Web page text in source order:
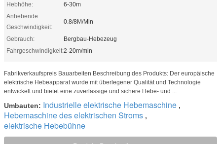
Hebhöhe:
6-30m
Anhebende
Geschwindigkeit:
0.8/8M/Min
Gebrauch:
Bergbau-Hebezeug
Fahrgeschwindigkeit:2-20m/min
Fabrikverkaufspreis Bauarbeiten Beschreibung des Produkts: Der europäische
elektrische Hebeapparat wurde mit überlegener Qualität und Technologie
entwickelt und bietet eine zuverlässige und sichere Hebe- und ...
Umbauten: Industrielle elektrische Hebemaschine ,
Hebemaschine des elektrischen Stroms ,
elektrische Hebebühne